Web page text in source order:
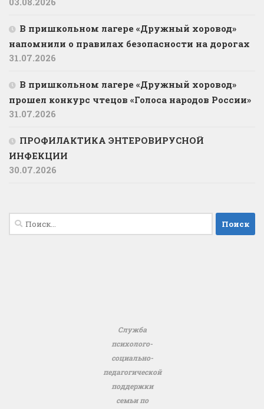
В пришкольном лагере «Дружный хоровод»
напомнили о правилах безопасности на дорогах
31.07.2026
В пришкольном лагере «Дружный хоровод»
прошел конкурс чтецов «Голоса народов России»
31.07.2026
ПРОФИЛАКТИКА ЭНТЕРОВИРУСНОЙ
ИНФЕКЦИИ
30.07.2026
Найти:
Служба
психолого-
социально-
педагогической
поддержки
семьи по